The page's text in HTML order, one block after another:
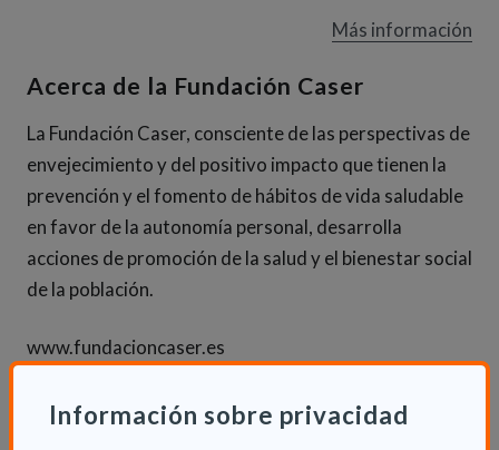
Información sobre privacidad
Más información
Acerca de la Fundación Caser
La Fundación Caser, consciente de las perspectivas de
envejecimiento y del positivo impacto que tienen la
prevención y el fomento de hábitos de vida saludable
en favor de la autonomía personal, desarrolla
acciones de promoción de la salud y el bienestar social
de la población.
www.fundacioncaser.es
INFORMACIÓN ADICIONAL